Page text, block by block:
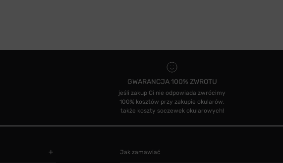
GWARANCJA 100% ZWROTU
jeśli zakup Ci nie odpowiada zwrócimy
100% kosztów przy zakupie okularów,
także koszty soczewek okularowych!
Jak zamawiać